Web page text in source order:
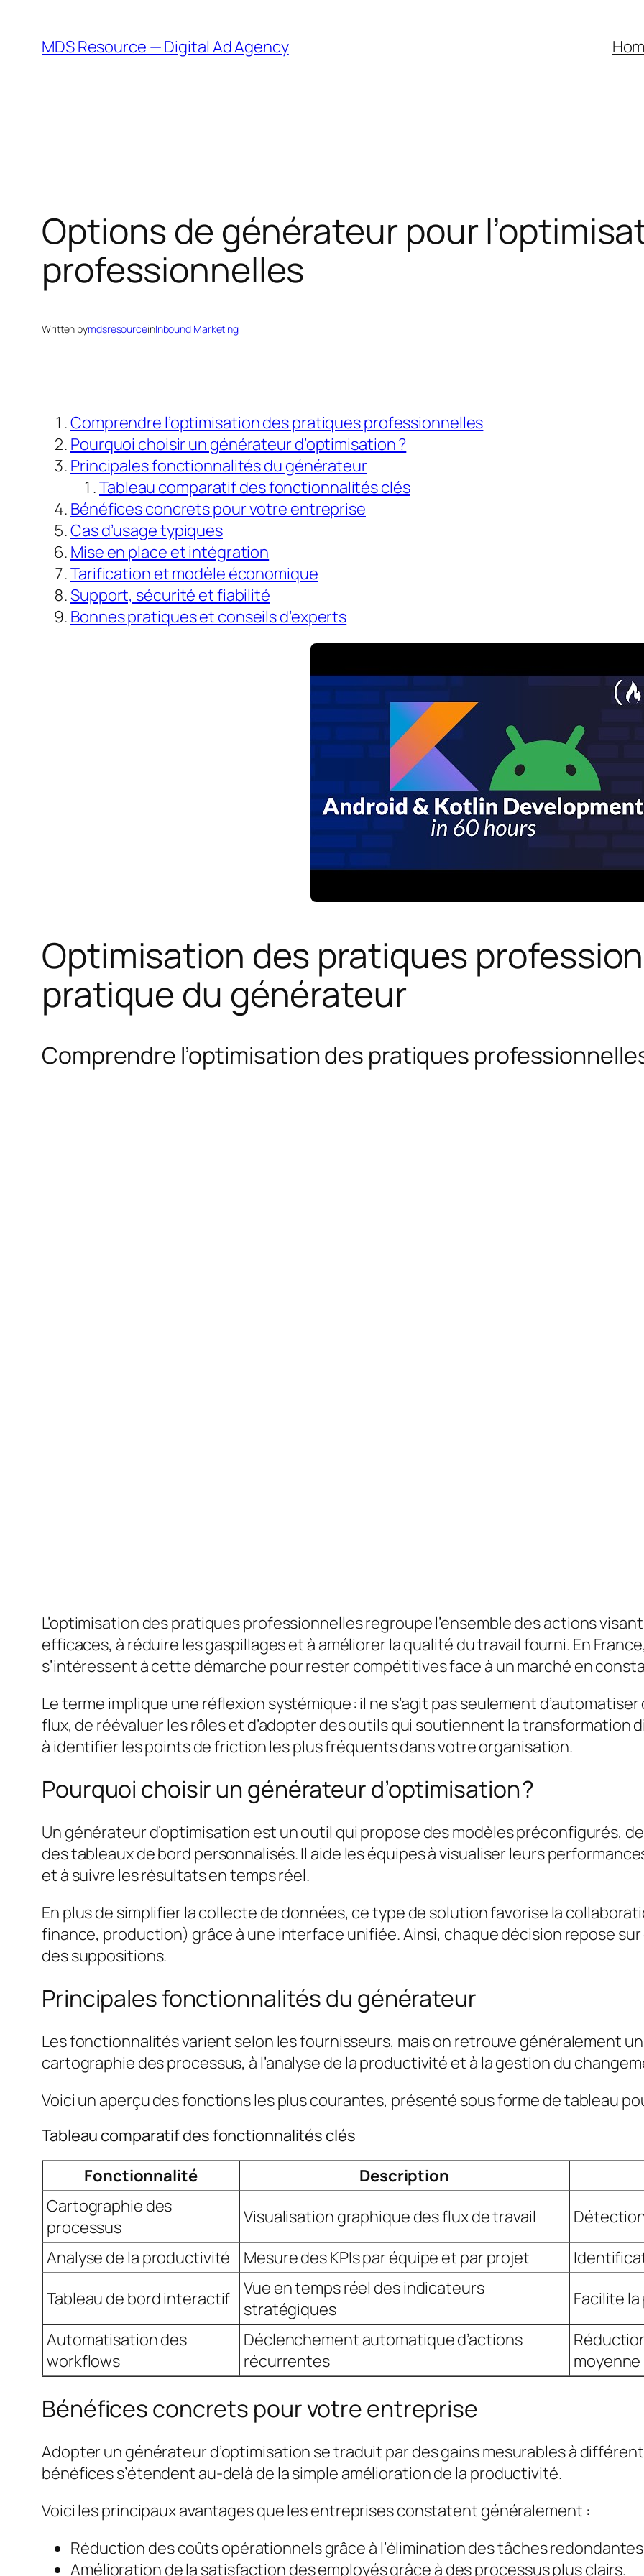
content
MDS Resource — Digital Ad Agency
Options de générateur pour
professionnelles
Written bymdsresourceinInbound Marketing
Comprendre l’optimisation des pratiques professionnelles
Pourquoi choisir un générateur d’optimisation ?
Principales fonctionnalités du générateur
Tableau comparatif des fonctionnalités clés
Bénéfices concrets pour votre entreprise
Cas d’usage typiques
Mise en place et intégration
Tarification et modèle économique
Support, sécurité et fiabilité
Bonnes pratiques et conseils d’experts
Optimisation des pratiques
pratique du générateur
Comprendre l’optimisation des pratiques
L’optimisation des pratiques professionnelles regroupe l’ensemble des actions
efficaces, à réduire les gaspillages et à améliorer la qualité du travail fourni. En
s’intéressent à cette démarche pour rester compétitives face à un marché en
Le terme implique une réflexion systémique : il ne s’agit pas seulement
flux, de réévaluer les rôles et d’adopter des outils qui soutiennent la transformation
à identifier les points de friction les plus fréquents dans votre organisation.
Pourquoi choisir un générateur d’optimisation ?
Un générateur d’optimisation est un outil qui propose des modèles préconfigurés,
des tableaux de bord personnalisés. Il aide les équipes à visualiser leurs
et à suivre les résultats en temps réel.
En plus de simplifier la collecte de données, ce type de solution favorise la
finance, production) grâce à une interface unifiée. Ainsi, chaque décision repose
des suppositions.
Principales fonctionnalités du générateur
Les fonctionnalités varient selon les fournisseurs, mais on retrouve généralement
cartographie des processus, à l’analyse de la productivité et à la gestion du
Voici un aperçu des fonctions les plus courantes, présenté sous forme de tableau
Tableau comparatif des fonctionnalités clés
Fonctionnalité
Description
Cartographie des
processus
Visualisation graphique des flux de travail
Analyse de la productivité
Mesure des KPIs par équipe et par projet
Tableau de bord interactif
Vue en temps réel des indicateurs
stratégiques
Facilite
Automatisation des
workflows
Déclenchement automatique d’actions
récurrentes
moyenne
Bénéfices concrets pour votre entreprise
Adopter un générateur d’optimisation se traduit par des gains mesurables à
bénéfices s’étendent au-delà de la simple amélioration de la productivité.
Voici les principaux avantages que les entreprises constatent généralement :
Réduction des coûts opérationnels grâce à l’élimination des tâches
Amélioration de la satisfaction des employés grâce à des processus plus clairs.